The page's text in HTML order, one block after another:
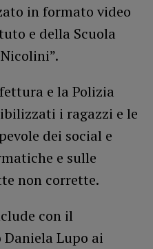
in formato video
e della Scuola
e la Polizia
i ragazzi e le
dei social e
e sulle
non corrette.
con il
Daniela Lupo ai